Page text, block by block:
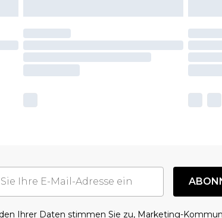
Ihrer Daten stimmen Sie zu, Marketing-